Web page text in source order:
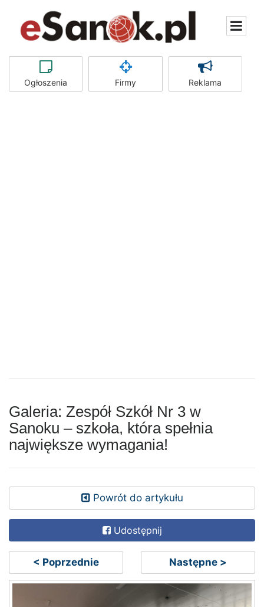
Ogłoszenia Firmy Reklama
Galeria: Zespół Szkół Nr 3 w
Sanoku – szkoła, która spełnia
największe wymagania!
Powrót do artykułu
Udostępnij
< Poprzednie Następne >